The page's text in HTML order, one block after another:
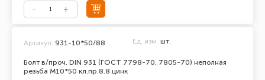
Болт в/проч. DIN 931 (ГОСТ 7798-70, 7805-70) неполная
резьба М10*50 кл.пр.8.8 цинк
Артикул: 931-10*50/88 Ед. изм. шт.